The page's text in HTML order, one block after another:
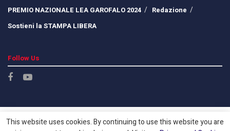
PREMIO NAZIONALE LEA GAROFALO 2024
Redazione
Sostieni la STAMPA LIBERA
Follow Us
This website uses cookies. By continuing to use this website you are